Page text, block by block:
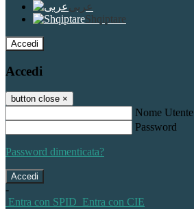
عربى
Shqiptare
Accedi
Accedi
button close ×
Nome Utente
Password
Password dimenticata?
-
Entra con SPID Entra con CIE